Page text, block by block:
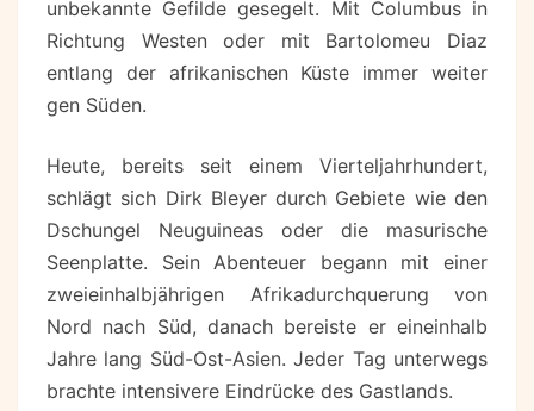
unbekannte Gefilde gesegelt. Mit Columbus in
Richtung Westen oder mit Bartolomeu Diaz
entlang der afrikanischen Küste immer weiter
gen Süden.
Heute, bereits seit einem Vierteljahrhundert,
schlägt sich Dirk Bleyer durch Gebiete wie den
Dschungel Neuguineas oder die masurische
Seenplatte. Sein Abenteuer begann mit einer
zweieinhalbjährigen Afrikadurchquerung von
Nord nach Süd, danach bereiste er eineinhalb
Jahre lang Süd-Ost-Asien. Jeder Tag unterwegs
brachte intensivere Eindrücke des Gastlands.